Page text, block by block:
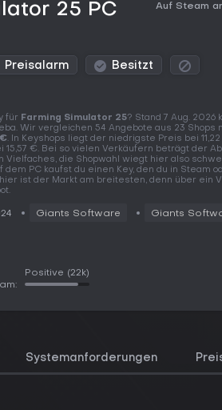
25 PC
Auf Steam
Preisalarm Besitzt
für Farming Simulator 25? Stand 7 Aug. 2026
Wir vergleichen 54 Angebote aus 23 Shops
. In Keyshops liegt der niedrigste Preis bei 11,22
€. Bei so vielen Verkäufern beträgt der
Vielfaches, die Shopwahl wiegt hier also
dem PC kaufst du einen Key, den du in Steam
ist der Markt am breitesten, denn über ein
Giants Software Giants
Positive (22k)
Systemanforderungen